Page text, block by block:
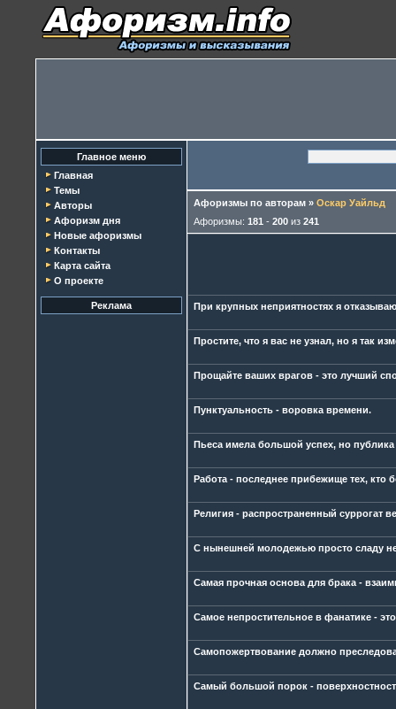
Главное меню
Главная
Темы
Авторы
Афоризм дня
Новые афоризмы
Контакты
Карта сайта
О проекте
Реклама
Афоризмы по авторам » Оскар Уайльд
Афоризмы: 181 - 200 из 241
При крупных неприятностях я
Простите, что я вас не узнал, но я так
Прощайте ваших врагов - это лучший
Пунктуальность - воровка времени.
Пьеса имела большой успех, но
Работа - последнее прибежище тех, кто
Религия - распространенный суррогат
С нынешней молодежью просто сладу
Самая прочная основа для брака -
Самое непростительное в фанатике -
Самопожертвование должно
Самый большой порок -